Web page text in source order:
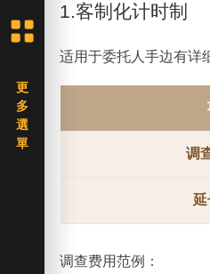
1.客制化计时制
适用于委托人手边有详
调
延
调查费用范例：